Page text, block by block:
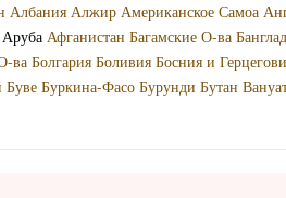
Албания Алжир Американское Самоа
Аруба Афганистан Багамские О-ва
ва Болгария Боливия Босния и
Буве Буркина-Фасо Бурунди Бутан